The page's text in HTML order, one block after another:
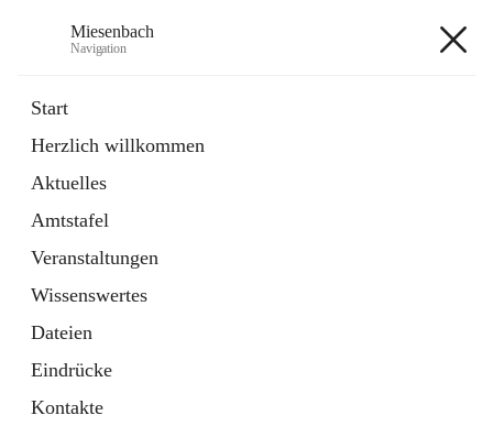
Miesenbach
Navigation
Start
Herzlich willkommen
Aktuelles
Amtstafel
Veranstaltungen
Wissenswertes
Dateien
Eindrücke
Kontakte
Externe Webseite
in
Tab
Region Schneebergland
Externe Webseite
öffnet
in
neuem
Tab